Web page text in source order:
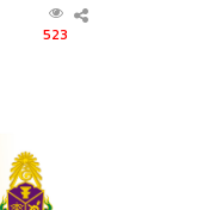
523